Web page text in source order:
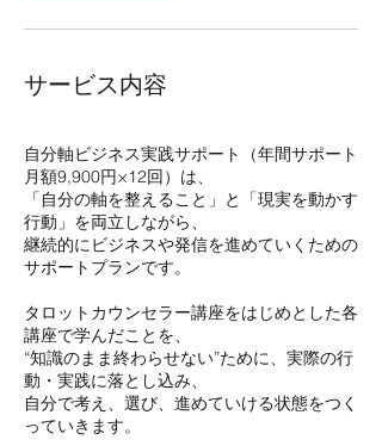
サービス内容
自分軸ビジネス実践サポート（年間サポート
月額9,900円×12回）は、
「自分の軸を整えること」と「現実を動かす
行動」を両立しながら、
継続的にビジネスや発信を進めていくための
サポートプランです。
タロットカウンセラー講座をはじめとした各
講座で学んだことを、
“知識のまま終わらせない”ために、実際の行
動・実践に落とし込み、
自分で考え、選び、進めていける状態をつく
っていきます。